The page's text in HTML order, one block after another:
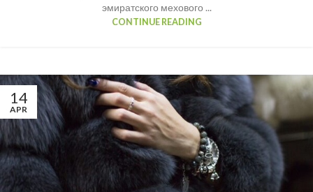
эмиратского мехового ...
CONTINUE READING
14
APR